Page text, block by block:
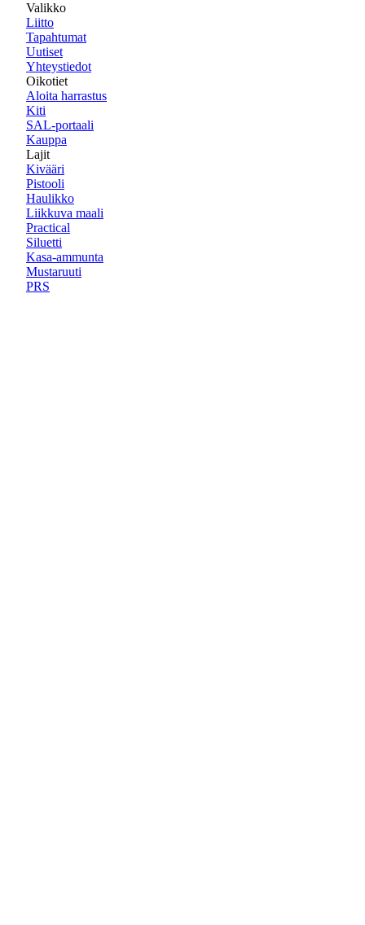
Valikko
Liitto
Tapahtumat
Uutiset
Yhteystiedot
Oikotiet
Aloita harrastus
Kiti
SAL-portaali
Kauppa
Lajit
Kivääri
Pistooli
Haulikko
Liikkuva maali
Practical
Siluetti
Kasa-ammunta
Mustaruuti
PRS